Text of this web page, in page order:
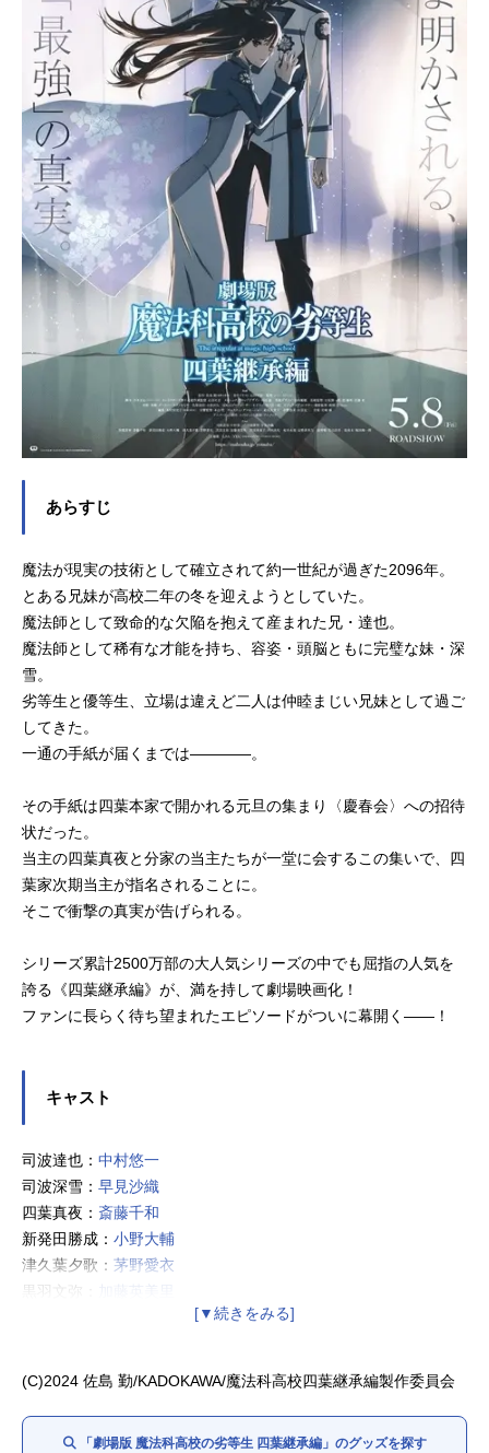
あらすじ
魔法が現実の技術として確立されて約一世紀が過ぎた2096年。
とある兄妹が高校二年の冬を迎えようとしていた。
魔法師として致命的な欠陥を抱えて産まれた兄・達也。
魔法師として稀有な才能を持ち、容姿・頭脳ともに完璧な妹・深
雪。
劣等生と優等生、立場は違えど二人は仲睦まじい兄妹として過ご
してきた。
一通の手紙が届くまでは――――。
その手紙は四葉本家で開かれる元旦の集まり〈慶春会〉への招待
状だった。
当主の四葉真夜と分家の当主たちが一堂に会するこの集いで、四
葉家次期当主が指名されることに。
そこで衝撃の真実が告げられる。
シリーズ累計2500万部の大人気シリーズの中でも屈指の人気を
誇る《四葉継承編》が、満を持して劇場映画化！
ファンに長らく待ち望まれたエピソードがついに幕開く――！
キャスト
司波達也： 中村悠一
司波深雪： 早見沙織
四葉真夜： 斎藤千和
新発田勝成： 小野大輔
津久葉夕歌： 茅野愛衣
黒羽文弥：
若山詩音
(C)2024 佐島 勤/KADOKAWA/魔法科高校四葉継承編製作委員会
「劇場版 魔法科高校の劣等生 四葉継承編」のグッズを探す